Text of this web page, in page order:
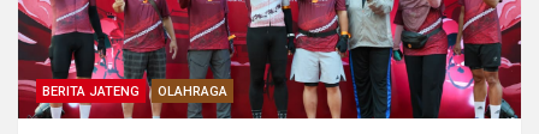
BERITA JATENG OLAHRAGA